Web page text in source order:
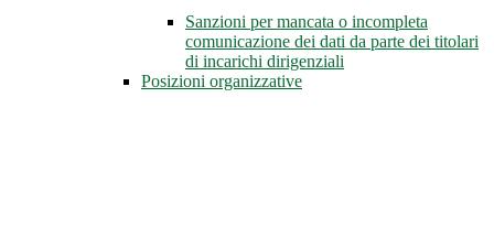
Sanzioni per mancata o incompleta
comunicazione dei dati da parte dei titolari
di incarichi dirigenziali
Posizioni organizzative